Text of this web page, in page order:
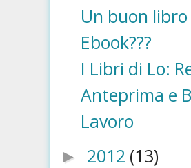
Un buon
Ebook???
I Libri di Lo:
Anteprima e
Lavoro
► 2012 (13)